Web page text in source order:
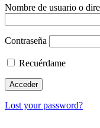
Nombre de usuario o
Contraseña
Recuérdame
Lost your password?